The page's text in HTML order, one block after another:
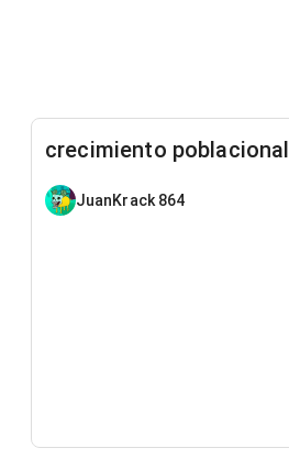
crecimiento poblacional
JuanKrack 864